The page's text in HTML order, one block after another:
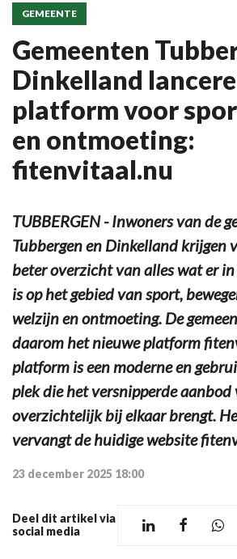
GEMEENTE
Gemeenten
Dinkelland
platform voor
en ontmoeting:
fitenvitaal.nu
TUBBERGEN - Inwoners van de
Tubbergen en Dinkelland krijgen
beter overzicht van alles wat er
is op het gebied van sport,
welzijn en ontmoeting. De
daarom het nieuwe platform
platform is een moderne en
plek die het versnipperde aanbod
overzichtelijk bij elkaar brengt.
vervangt de huidige website
23 december 2025 18:00
Deel dit artikel via
social media